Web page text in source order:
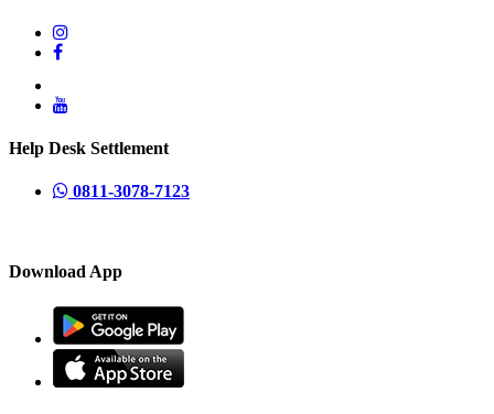
Help Desk Settlement
0811-3078-7123
Download App